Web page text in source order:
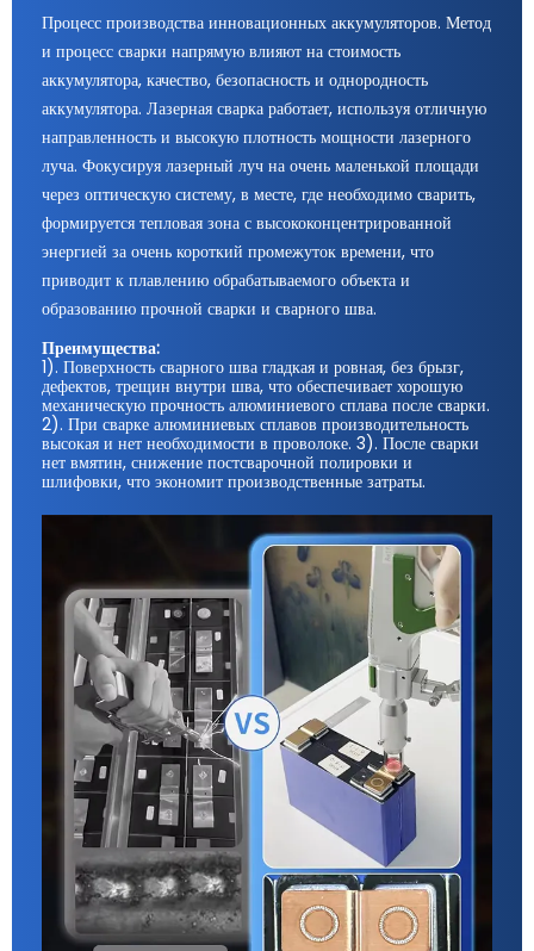
Процесс производства инновационных аккумуляторов. Метод
и процесс сварки напрямую влияют на стоимость
аккумулятора, качество, безопасность и однородность
аккумулятора. Лазерная сварка работает, используя отличную
направленность и высокую плотность мощности лазерного
луча. Фокусируя лазерный луч на очень маленькой площади
через оптическую систему, в месте, где необходимо сварить,
формируется тепловая зона с высококонцентрированной
энергией за очень короткий промежуток времени, что
приводит к плавлению обрабатываемого объекта и
образованию прочной сварки и сварного шва.
Преимущества:
1). Поверхность сварного шва гладкая и ровная, без брызг,
дефектов, трещин внутри шва, что обеспечивает хорошую
механическую прочность алюминиевого сплава после сварки.
2). При сварке алюминиевых сплавов производительность
высокая и нет необходимости в проволоке. 3). После сварки
нет вмятин, снижение постсварочной полировки и
шлифовки, что экономит производственные затраты.